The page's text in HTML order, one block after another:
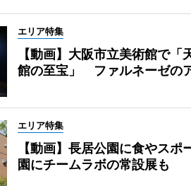
エリア特集
【動画】大阪市立美術館で「
館の至宝」 ファルネーゼの
エリア特集
【動画】長居公園に食やス
園にチームラボの常設展も